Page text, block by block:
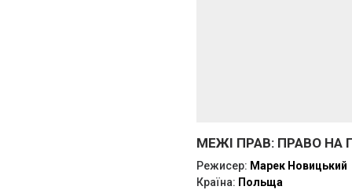
МЕЖІ ПРАВ: ПРАВО НА
Режисер: Марек Новицький
Країна: Польща